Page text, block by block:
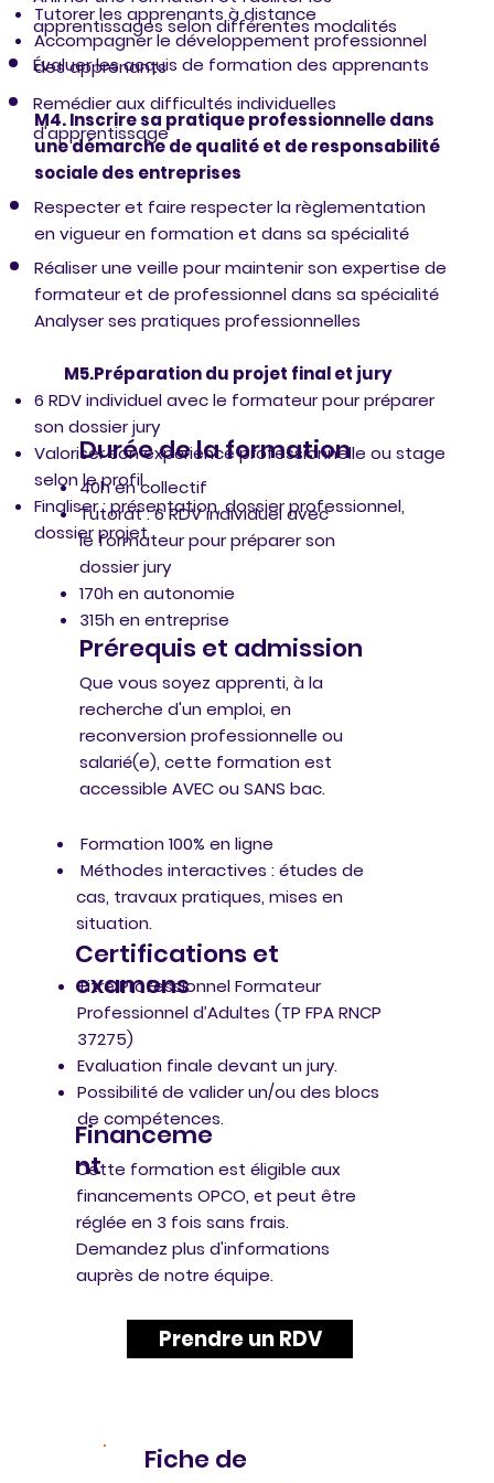
Fiche de
apprentissages selon différentes modalités
Évaluer les acquis de formation des apprenants
Remédier aux difficultés individuelles
d'apprentissage
Tutorer les apprenants à distance
Accompagner le développement professionnel
des apprenants
​​M4. Inscrire sa pratique professionnelle dans
une démarche de qualité et de responsabilité
sociale des entreprises
Respecter et faire respecter la règlementation
en vigueur en formation et dans sa spécialité
Réaliser une veille pour maintenir son expertise de
formateur et de professionnel dans sa spécialité
Analyser ses pratiques professionnelles
M5.Préparation du projet final et jury
6 RDV individuel avec le formateur pour préparer
son dossier jury
​Valoriser son expérience professionnelle ou stage
selon le profil
Finaliser : présentation, dossier professionnel,
dossier projet
40h en collectif
Tutorat : 6 RDV individuel avec
le formateur pour préparer son
dossier jury
170h en autonomie
315h en entreprise
Durée de la formation
Prérequis et admission
Que vous soyez apprenti, à la
recherche d'un emploi, en
reconversion professionnelle ou
salarié(e), cette formation est
accessible AVEC ou SANS bac.
Formation 100% en ligne
Méthodes interactives : études de
cas, travaux pratiques, mises en
situation.
Titre Professionnel Formateur
Professionnel d’Adultes (TP FPA RNCP
37275)
Evaluation finale devant un jury.
Possibilité de valider un/ou des blocs
de compétences.​
Certifications et
examens
Financeme
nt
Cette formation est éligible aux
financements OPCO, et peut être
réglée en 3 fois sans frais.
Demandez plus d'informations
auprès de notre équipe.​
Prendre un RDV